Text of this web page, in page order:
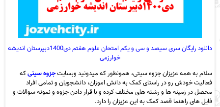
دانلود رایگان سری سیصد و سی و یکم امتحان علوم هفتم دی1400دبیرستان اندیشه
خوارزمی
سلام به همه عزیزان جزوه سیتی، همونطور که میدونید وبسایتجزوه سیتیکه
فعالیت خودش رو در راستای کمک به دانش اموزان، دانشجویان و تمامی افراد
محصل در زمینه ها و رشته های مختلف کرده و با قرار دادن جزوه و نمونه سوالات و
فایل های راهنما قصد کمک به این عزیزان را دارد.